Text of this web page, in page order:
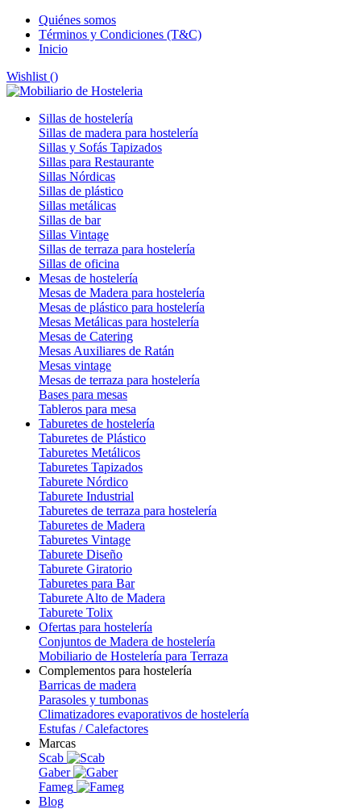
Quiénes somos
Términos y Condiciones (T&C)
Inicio
Wishlist ()
Sillas de hostelería
Sillas de madera para hostelería
Sillas y Sofás Tapizados
Sillas para Restaurante
Sillas Nórdicas
Sillas de plástico
Sillas metálicas
Sillas de bar
Sillas Vintage
Sillas de terraza para hostelería
Sillas de oficina
Mesas de hostelería
Mesas de Madera para hostelería
Mesas de plástico para hostelería
Mesas Metálicas para hostelería
Mesas de Catering
Mesas Auxiliares de Ratán
Mesas vintage
Mesas de terraza para hostelería
Bases para mesas
Tableros para mesa
Taburetes de hostelería
Taburetes de Plástico
Taburetes Metálicos
Taburetes Tapizados
Taburete Nórdico
Taburete Industrial
Taburetes de terraza para hostelería
Taburetes de Madera
Taburetes Vintage
Taburete Diseño
Taburete Giratorio
Taburetes para Bar
Taburete Alto de Madera
Taburete Tolix
Ofertas para hostelería
Conjuntos de Madera de hostelería
Mobiliario de Hostelería para Terraza
Complementos para hostelería
Barricas de madera
Parasoles y tumbonas
Climatizadores evaporativos de hostelería
Estufas / Calefactores
Marcas
Scab
Gaber
Fameg
Blog